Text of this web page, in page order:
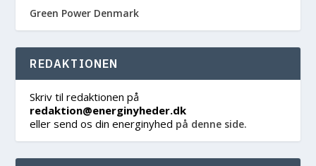
Green Power Denmark
REDAKTIONEN
Skriv til redaktionen på
redaktion@energinyheder.dk
eller send os din energinyhed på denne side.